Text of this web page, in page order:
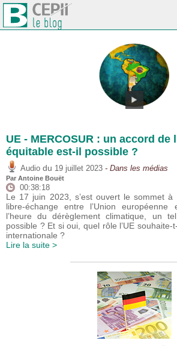
UE - MERCOSUR : un accord de
équitable est-il possible ?
Audio du 19 juillet 2023 - Dans les médias
Par Antoine Bouët
00:38:18
Le 17 juin 2023, s’est ouvert le sommet à
libre-échange entre l’Union
l’heure du dérèglement climatique, un
possible ? Et si oui, quel rôle l’UE
internationale ?
Lire la suite >